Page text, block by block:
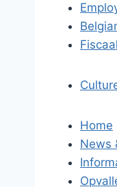
Home
News